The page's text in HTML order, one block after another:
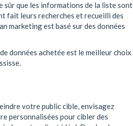
sûr que les informations de la liste sont
fait leurs recherches et recueilli des
marketing est basé sur des données
données achetée est le meilleur choix
votre public cible, envisagez
personnalisées pour cibler des